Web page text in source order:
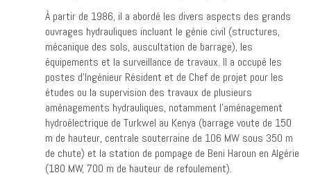
À partir de 1986, il a abordé les divers aspects des grands
ouvrages hydrauliques incluant le génie civil (structures,
mécanique des sols, auscultation de barrage), les
équipements et la surveillance de travaux. Il a occupé les
postes d’Ingénieur Résident et de Chef de projet pour les
études ou la supervision des travaux de plusieurs
aménagements hydrauliques, notamment l’aménagement
hydroélectrique de Turkwel au Kenya (barrage voute de 150
m de hauteur, centrale souterraine de 106 MW sous 350 m
de chute) et la station de pompage de Beni Haroun en Algérie
(180 MW, 700 m de hauteur de refoulement).